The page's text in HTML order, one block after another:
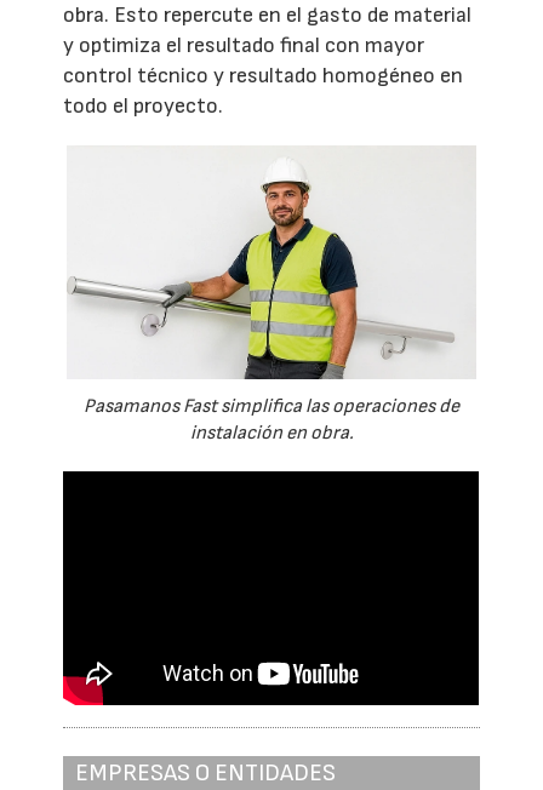
obra. Esto repercute en el gasto de material
y optimiza el resultado final con mayor
control técnico y resultado homogéneo en
todo el proyecto.
Pasamanos Fast simplifica las operaciones de
instalación en obra.
EMPRESAS O ENTIDADES